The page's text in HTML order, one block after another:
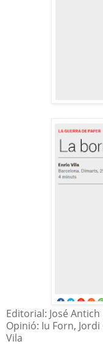
Editorial: José Antich
Opinió: Iu Forn,
Vila